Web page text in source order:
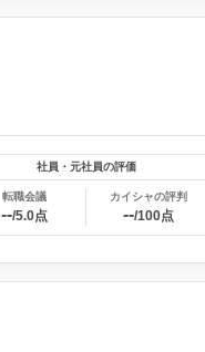
社員・元社員の評価
転職会議
--/5.0点
カイシャの評判
--/100点